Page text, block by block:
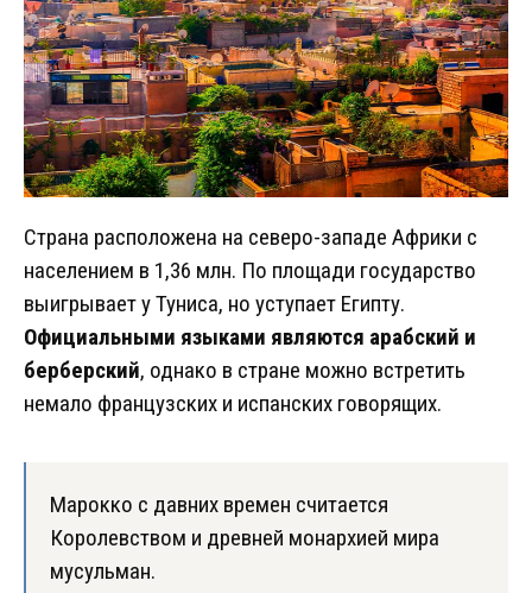
Страна расположена на северо-западе Африки с
населением в 1,36 млн. По площади государство
выигрывает у Туниса, но уступает Египту.
Официальными языками являются арабский и
берберский, однако в стране можно встретить
немало французских и испанских говорящих.
Марокко с давних времен считается
Королевством и древней монархией мира
мусульман.